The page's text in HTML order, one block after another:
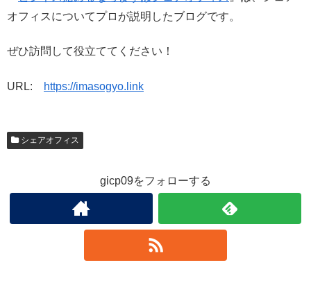
オフィスについてプロが説明したブログです。
ぜひ訪問して役立ててください！
URL: https://imasogyo.link
シェアオフィス
gicp09をフォローする